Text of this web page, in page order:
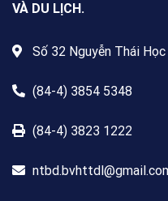
VÀ DU LỊCH.
Số 32 Nguyễn Thái
(84-4) 3854 5348
(84-4) 3823 1222